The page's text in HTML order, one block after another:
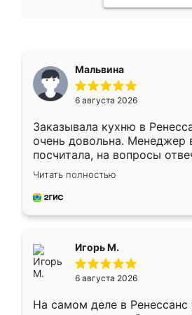
Мальвина
6 августа 2026
Заказывала кухню в
очень довольна. Менеджер
посчитала, на вопросы
Замерщик приехал в
делу со всей
за день, ребята работали
Читать полностью
Игорь М.
6 августа 2026
На самом деле в